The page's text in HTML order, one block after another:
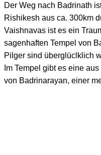
Der Weg nach Badrinath
Rishikesh aus ca. 300km
Vaishnavas ist es ein
sagenhaften Tempel von
Pilger sind überglüclklich
Im Tempel gibt es eine
von Badrinarayan, einer